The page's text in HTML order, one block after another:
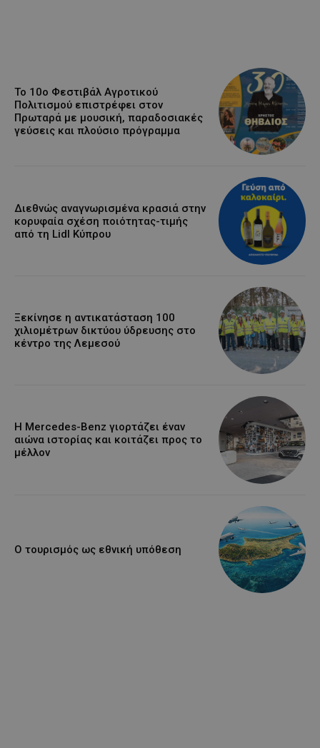
Το 10ο Φεστιβάλ Αγροτικού
Πολιτισμού επιστρέφει στον
Πρωταρά με μουσική, παραδοσιακές
γεύσεις και πλούσιο πρόγραμμα
Διεθνώς αναγνωρισμένα κρασιά στην
κορυφαία σχέση ποιότητας-τιμής
από τη Lidl Κύπρου
Ξεκίνησε η αντικατάσταση 100
χιλιομέτρων δικτύου ύδρευσης στο
κέντρο της Λεμεσού
Η Mercedes-Benz γιορτάζει έναν
αιώνα ιστορίας και κοιτάζει προς το
μέλλον
Ο τουρισμός ως εθνική υπόθεση